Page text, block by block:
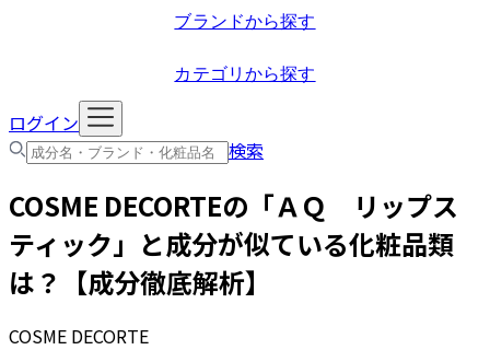
ブランドから探す
カテゴリから探す
ログイン
検索
COSME DECORTEの「ＡＱ リップス
ティック 」と成分が似ている化粧品類
は？【成分徹底解析】
COSME DECORTE